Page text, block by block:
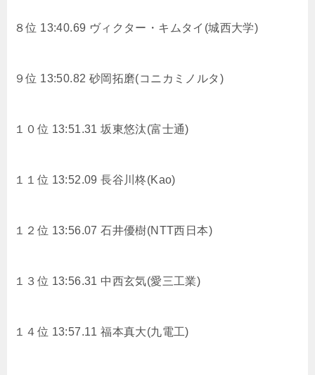
８位 13:40.69 ヴィクター・キムタイ(城西大学)
９位 13:50.82 砂岡拓磨(コニカミノルタ)
１０位 13:51.31 坂東悠汰(富士通)
１１位 13:52.09 長谷川柊(Kao)
１２位 13:56.07 石井優樹(NTT西日本)
１３位 13:56.31 中西玄気(愛三工業)
１４位 13:57.11 福本真大(九電工)